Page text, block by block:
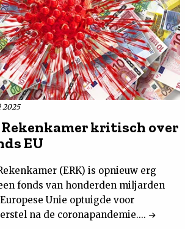
2025
Rekenkamer kritisch over
EU
(ERK) is opnieuw erg
fonds van honderden miljarden
Unie optuigde voor
na de coronapandemie....